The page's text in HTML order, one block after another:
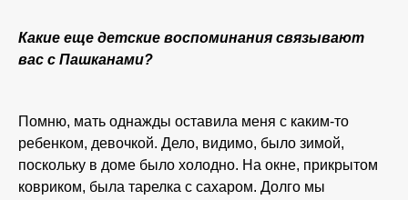
Какие еще детские воспоминания связывают
вас с Пашканами?
Помню, мать однажды оставила меня с каким-то
ребенком, девочкой. Дело, видимо, было зимой,
поскольку в доме было холодно. На окне, прикрытом
ковриком, была тарелка с сахаром. Долго мы